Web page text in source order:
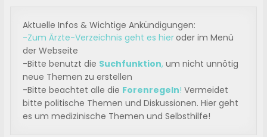
Aktuelle Infos & Wichtige Ankündigungen:
-Zum Ärzte-Verzeichnis geht es hieroder im Menü
der Webseite
-Bitte benutzt die Suchfunktion, um nicht unnötig
neue Themen zu erstellen
-Bitte beachtet alle die Forenregeln!Vermeidet
bitte politische Themen und Diskussionen. Hier geht
es um medizinische Themen und Selbsthilfe!